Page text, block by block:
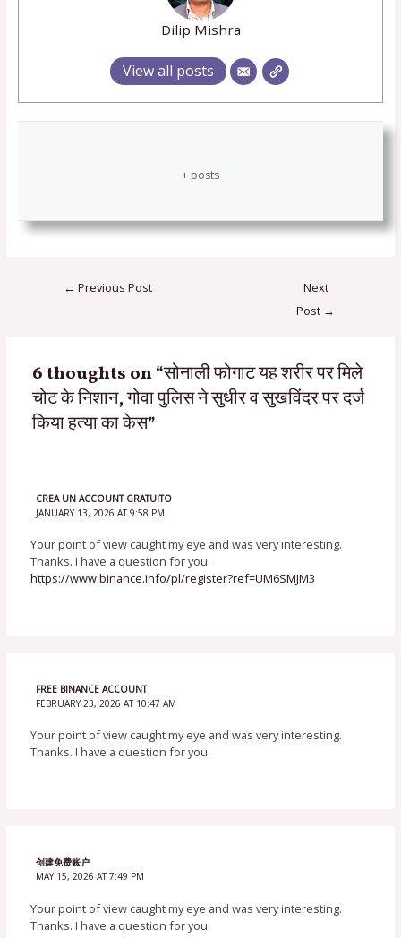
Dilip Mishra
View all posts
+ posts
← Previous Post
Next
Post →
6 thoughts on “सोनाली फोगाट यह शरीर पर मिले
चोट के निशान, गोवा पुलिस ने सुधीर व सुखविंदर पर दर्ज
किया हत्‍या का केस”
CREA UN ACCOUNT GRATUITO
JANUARY 13, 2026 AT 9:58 PM
Your point of view caught my eye and was very interesting.
Thanks. I have a question for you.
https://www.binance.info/pl/register?ref=UM6SMJM3
FREE BINANCE ACCOUNT
FEBRUARY 23, 2026 AT 10:47 AM
Your point of view caught my eye and was very interesting.
Thanks. I have a question for you.
创建免费账户
MAY 15, 2026 AT 7:49 PM
Your point of view caught my eye and was very interesting.
Thanks. I have a question for you.